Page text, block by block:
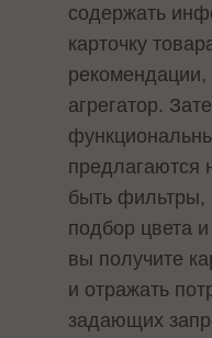
содержать
карточку
рекомендации,
агрегатор.
предлагаются
быть фильтры,
подбор цвета
вы получите
и отражать
задающих